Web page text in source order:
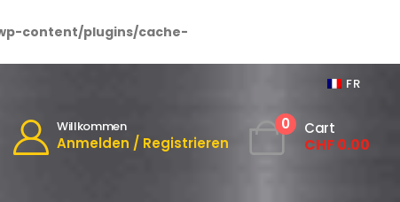
content/plugins/cache-
FR
Willkommen
Anmelden / Registrieren
0 Cart
CHF0.00